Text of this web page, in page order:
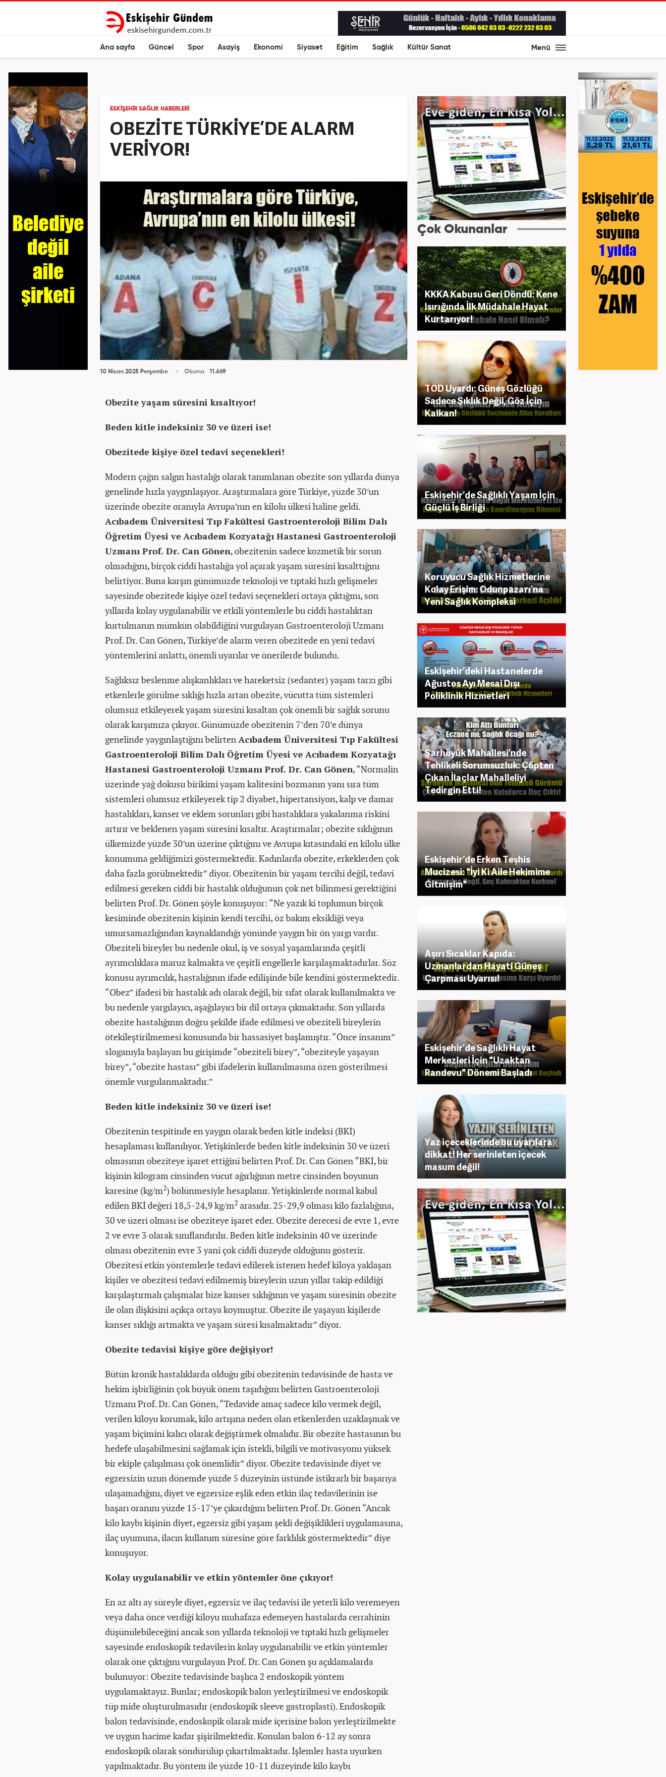
Ana sayfa Güncel Spor Asayiş Ekonomi Siyaset Eğitim Sağlık Kültür Sanat Menü
ESKIŞEHIR SAĞLIK HABERLERI
OBEZİTE TÜRKİYE’DE ALARM
VERİYOR!
10 Nisan 2025 Perşembe Okuma 11.669
Obezite yaşam süresini kısaltıyor!
Beden kitle indeksiniz 30 ve üzeri ise!
Obezitede kişiye özel tedavi seçenekleri!
Modern çağın salgın hastalığı olarak tanımlanan obezite son yıllarda dünya
genelinde hızla yaygınlaşıyor. Araştırmalara göre Türkiye, yüzde 30’un
üzerinde obezite oranıyla Avrupa’nın en kilolu ülkesi haline geldi.
Acıbadem Üniversitesi Tıp Fakültesi Gastroenteroloji Bilim Dalı
Öğretim Üyesi ve Acıbadem Kozyatağı Hastanesi Gastroenteroloji
Uzmanı Prof. Dr. Can Gönen, obezitenin sadece kozmetik bir sorun
olmadığını, birçok ciddi hastalığa yol açarak yaşam süresini kısalttığını
belirtiyor. Buna karşın günümüzde teknoloji ve tıptaki hızlı gelişmeler
sayesinde obezitede kişiye özel tedavi seçenekleri ortaya çıktığını, son
yıllarda kolay uygulanabilir ve etkili yöntemlerle bu ciddi hastalıktan
kurtulmanın mümkün olabildiğini vurgulayan Gastroenteroloji Uzmanı
Prof. Dr. Can Gönen, Türkiye’de alarm veren obezitede en yeni tedavi
yöntemlerini anlattı, önemli uyarılar ve önerilerde bulundu.
Sağlıksız beslenme alışkanlıkları ve hareketsiz (sedanter) yaşam tarzı gibi
etkenlerle görülme sıklığı hızla artan obezite, vücutta tüm sistemleri
olumsuz etkileyerek yaşam süresini kısaltan çok önemli bir sağlık sorunu
olarak karşımıza çıkıyor. Günümüzde obezitenin 7’den 70’e dünya
genelinde yaygınlaştığını belirtenAcıbadem Üniversitesi Tıp Fakültesi
Gastroenteroloji Bilim Dalı Öğretim Üyesi ve Acıbadem Kozyatağı
Hastanesi Gastroenteroloji Uzmanı Prof. Dr. Can Gönen, “Normalin
üzerinde yağ dokusu birikimi yaşam kalitesini bozmanın yanı sıra tüm
sistemleri olumsuz etkileyerek tip 2 diyabet, hipertansiyon, kalp ve damar
hastalıkları, kanser ve eklem sorunları gibi hastalıklara yakalanma riskini
artırır ve beklenen yaşam süresini kısaltır. Araştırmalar; obezite sıklığının
ülkemizde yüzde 30’un üzerine çıktığını ve Avrupa kıtasındaki en kilolu ülke
konumuna geldiğimizi göstermektedir. Kadınlarda obezite, erkeklerden çok
daha fazla görülmektedir” diyor. Obezitenin bir yaşam tercihi değil, tedavi
edilmesi gereken ciddi bir hastalık olduğunun çok net bilinmesi gerektiğini
belirten Prof. Dr. Gönen şöyle konuşuyor: “Ne yazık ki toplumun birçok
kesiminde obezitenin kişinin kendi tercihi, öz bakım eksikliği veya
umursamazlığından kaynaklandığı yönünde yaygın bir ön yargı vardır.
Obeziteli bireyler bu nedenle okul, iş ve sosyal yaşamlarında çeşitli
ayrımcılıklara maruz kalmakta ve çeşitli engellerle karşılaşmaktadırlar. Söz
konusu ayrımcılık, hastalığının ifade edilişinde bile kendini göstermektedir.
“Obez” ifadesi bir hastalık adı olarak değil, bir sıfat olarak kullanılmakta ve
bu nedenle yargılayıcı, aşağılayıcı bir dil ortaya çıkmaktadır. Son yıllarda
obezite hastalığının doğru şekilde ifade edilmesi ve obeziteli bireylerin
ötekileştirilmemesi konusunda bir hassasiyet başlamıştır. “Önce insanım”
sloganıyla başlayan bu girişimde “obeziteli birey”, “obeziteyle yaşayan
birey”, “obezite hastası” gibi ifadelerin kullanılmasına özen gösterilmesi
önemle vurgulanmaktadır.”
Beden kitle indeksiniz 30 ve üzeri ise!
Obezitenin tespitinde en yaygın olarak beden kitle indeksi (BKİ)
hesaplaması kullanılıyor. Yetişkinlerde beden kitle indeksinin 30 ve üzeri
olmasının obeziteye işaret ettiğini belirten Prof. Dr. Can Gönen “BKİ, bir
kişinin kilogram cinsinden vücut ağırlığının metre cinsinden boyunun
karesine (kg/m2) bölünmesiyle hesaplanır. Yetişkinlerde normal kabul
edilen BKİ değeri 18,5-24,9 kg/m2 arasıdır. 25-29,9 olması kilo fazlalığına,
30 ve üzeri olması ise obeziteye işaret eder. Obezite derecesi de evre 1, evre
2 ve evre 3 olarak sınıflandırılır. Beden kitle indeksinin 40 ve üzerinde
olması obezitenin evre 3 yani çok ciddi düzeyde olduğunu gösterir.
Obezitesi etkin yöntemlerle tedavi edilerek istenen hedef kiloya yaklaşan
kişiler ve obezitesi tedavi edilmemiş bireylerin uzun yıllar takip edildiği
karşılaştırmalı çalışmalar bize kanser sıklığının ve yaşam süresinin obezite
ile olan ilişkisini açıkça ortaya koymuştur. Obezite ile yaşayan kişilerde
kanser sıklığı artmakta ve yaşam süresi kısalmaktadır” diyor.
Obezite tedavisi kişiye göre değişiyor!
Bütün kronik hastalıklarda olduğu gibi obezitenin tedavisinde de hasta ve
hekim işbirliğinin çok büyük önem taşıdığını belirten Gastroenteroloji
Uzmanı Prof. Dr. Can Gönen, “Tedavide amaç sadece kilo vermek değil,
verilen kiloyu korumak, kilo artışına neden olan etkenlerden uzaklaşmak ve
yaşam biçimini kalıcı olarak değiştirmek olmalıdır. Bir obezite hastasının bu
hedefe ulaşabilmesini sağlamak için istekli, bilgili ve motivasyonu yüksek
bir ekiple çalışılması çok önemlidir” diyor. Obezite tedavisinde diyet ve
egzersizin uzun dönemde yüzde 5 düzeyinin üstünde istikrarlı bir başarıya
ulaşamadığını, diyet ve egzersize eşlik eden etkin ilaç tedavilerinin ise
başarı oranını yüzde 15-17’ye çıkardığını belirten Prof. Dr. Gönen “Ancak
kilo kaybı kişinin diyet, egzersiz gibi yaşam şekli değişiklikleri uygulamasına,
ilaç uyumuna, ilacın kullanım süresine göre farklılık göstermektedir” diye
konuşuyor.
Kolay uygulanabilir ve etkin yöntemler öne çıkıyor!
En az altı ay süreyle diyet, egzersiz ve ilaç tedavisi ile yeterli kilo veremeyen
veya daha önce verdiği kiloyu muhafaza edemeyen hastalarda cerrahinin
düşünülebileceğini ancak son yıllarda teknoloji ve tıptaki hızlı gelişmeler
sayesinde endoskopik tedavilerin kolay uygulanabilir ve etkin yöntemler
olarak öne çıktığını vurgulayan Prof. Dr. Can Gönen şu açıklamalarda
bulunuyor: Obezite tedavisinde başlıca 2 endoskopik yöntem
uygulamaktayız. Bunlar; endoskopik balon yerleştirilmesi ve endoskopik
tüp mide oluşturulmasıdır (endoskopik sleeve gastroplasti). Endoskopik
balon tedavisinde, endoskopik olarak mide içerisine balon yerleştirilmekte
ve uygun hacime kadar şişirilmektedir. Konulan balon 6-12 ay sonra
endoskopik olarak söndürülüp çıkartılmaktadır. İşlemler hasta uyurken
yapılmaktadır. Bu yöntem ile yüzde 10-11 düzeyinde kilo kaybı
Çok Okunanlar
KKKA Kabusu Geri Döndü: Kene
Isırığında İlk Müdahale Hayat
Kurtarıyor!
TOD Uyardı: Güneş Gözlüğü
Sadece Şıklık Değil, Göz İçin
Kalkan!
Eskişehir’de Sağlıklı Yaşam İçin
Güçlü İş Birliği
Koruyucu Sağlık Hizmetlerine
Kolay Erişim: Odunpazarı’na
Yeni Sağlık Kompleksi
Eskişehir’deki Hastanelerde
Ağustos Ayı Mesai Dışı
Poliklinik Hizmetleri
Şarhöyük Mahallesi’nde
Tehlikeli Sorumsuzluk: Çöpten
Çıkan İlaçlar Mahalleliyi
Tedirgin Etti!
Eskişehir’de Erken Teşhis
Mucizesi: "İyi Ki Aile Hekimime
Gitmişim"
Aşırı Sıcaklar Kapıda:
Uzmanlardan Hayati Güneş
Çarpması Uyarısı!
Eskişehir’de Sağlıklı Hayat
Merkezleri İçin "Uzaktan
Randevu" Dönemi Başladı
Yaz içeceklerinde bu uyarılara
dikkat! Her serinleten içecek
masum değil!